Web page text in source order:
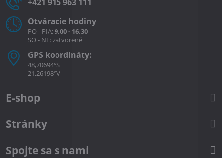
+421 915 963 111
Otváracie hodiny
PO - PIA:9.00 - 16.30
SO - NE: zatvorené
GPS koordináty:
48,70694°S
21,26198°V
E-shop
Stránky
Spojte sa s nami